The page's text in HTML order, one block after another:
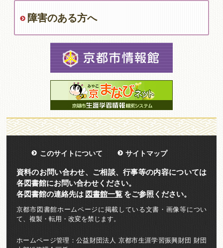
障害のある方へ
このサイトについて サイトマップ
資料のお問い合わせ、ご相談、行事等の内容については
各図書館にお問い合わせください。
各図書館の連絡先は 図書館一覧をご参照ください。
京都市図書館ホームページに掲載している文書・画像等につい
て、複製・転用・改変を禁じます。
ホームページ管理：公益財団法人 京都市生涯学習振興財団 財団